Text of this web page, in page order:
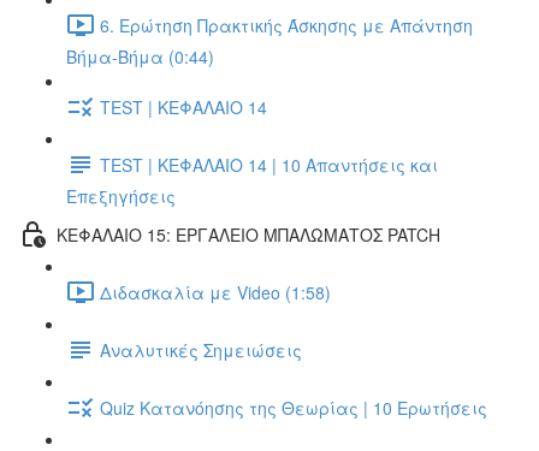
6. Ερώτηση Πρακτικής Άσκησης με Απάντηση
Βήμα-Βήμα (0:44)
TEST | ΚΕΦΑΛΑΙΟ 14
TEST | ΚΕΦΑΛΑΙΟ 14 | 10 Απαντήσεις και
Επεξηγήσεις
ΚΕΦΑΛΑΙΟ 15: ΕΡΓΑΛΕΙΟ ΜΠΑΛΩΜΑΤΟΣ PATCH
Διδασκαλία με Video (1:58)
Αναλυτικές Σημειώσεις
Quiz Κατανόησης της Θεωρίας | 10 Ερωτήσεις